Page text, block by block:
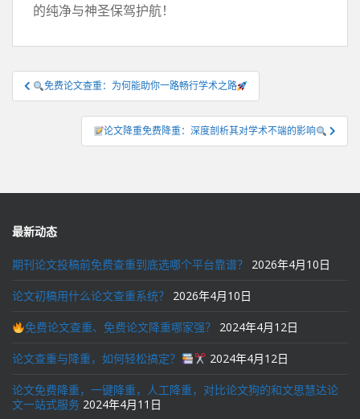
的纯净与神圣保驾护航！
文
章
免费论文查重：为何能助你一路畅行学术之路
论文降重免费降重：深度剖析其对学术不端的影响
最新动态
期刊论文投稿前免费查重到底选哪个平台靠谱？ 2026年4月10日
论文初稿用什么论文查重系统？ 2026年4月10日
免费论文查重、免费论文降重哪家强？ 2024年4月12日
论文查重与降重，如何轻松搞定？ 2024年4月12日
论文免费降重，一键降重，人工降重，对比论文狗的和文思慧达论
文一站式服务 2024年4月11日